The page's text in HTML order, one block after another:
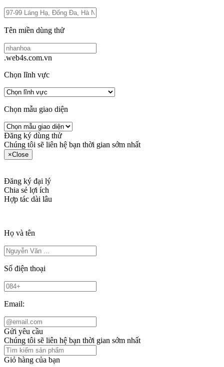
Tên miền dùng thử
.web4s.com.vn
Chọn lĩnh vực
Chọn mẫu giao diện
Đăng ký dùng thử
Chúng tôi sẽ liên hệ bạn thời gian sớm nhất
×Close
Đăng ký đại lý
Chia sẻ lợi ích
Hợp tác dài lâu
Họ và tên
Số điện thoại
Email:
Gửi yêu cầu
Chúng tôi sẽ liên hệ bạn thời gian sớm nhất
Giỏ hàng của bạn